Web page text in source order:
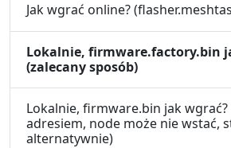
Jak wgrać online?
Lokalnie, firmware.factory.bin
(zalecany sposób)
Lokalnie, firmware.bin jak
adresiem, node może nie wstać,
alternatywnie)